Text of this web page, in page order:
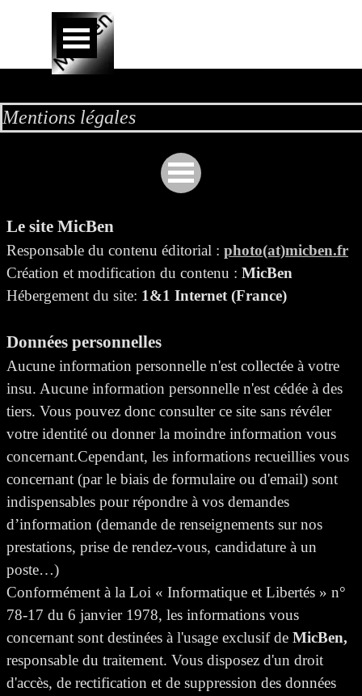
Sauter le menu
Mentions légales
Le site MicBen
Responsable du contenu éditorial : photo(at)micben.fr
Création et modification du contenu : MicBen
Hébergement du site: 1&1 Internet (France)
Données personnelles
Aucune information personnelle n'est collectée à votre
insu. Aucune information personnelle n'est cédée à des
tiers. Vous pouvez donc consulter ce site sans révéler
votre identité ou donner la moindre information vous
concernant.Cependant, les informations recueillies vous
concernant (par le biais de formulaire ou d'email) sont
indispensables pour répondre à vos demandes
d’information (demande de renseignements sur nos
prestations, prise de rendez-vous, candidature à un
poste…)
Conformément à la Loi « Informatique et Libertés » n°
78-17 du 6 janvier 1978, les informations vous
concernant sont destinées à l'usage exclusif de MicBen,
responsable du traitement. Vous disposez d'un droit
d'accès, de rectification et de suppression des données